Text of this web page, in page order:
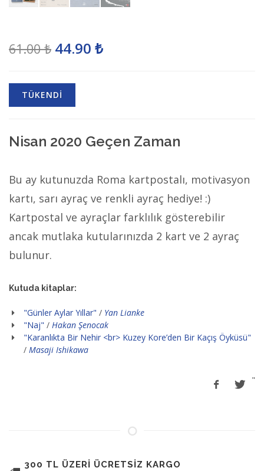
61.00 ₺ 44.90 ₺
TÜKENDİ
Nisan 2020 Geçen Zaman
Bu ay kutunuzda Roma kartpostalı, motivasyon
kartı, sarı ayraç ve renkli ayraç hediye! :)
Kartpostal ve ayraçlar farklılık gösterebilir
ancak mutlaka kutularınızda 2 kart ve 2 ayraç
bulunur.
Kutuda kitaplar:
"Günler Aylar Yıllar" / Yan Lianke
"Naj" / Hakan Şenocak
"Karanlıkta Bir Nehir <br> Kuzey Kore’den Bir Kaçış Öyküsü"
/ Masaji Ishikawa
"
300 TL ÜZERİ ÜCRETSİZ KARGO